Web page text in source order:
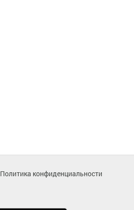
Политика конфиденциальности